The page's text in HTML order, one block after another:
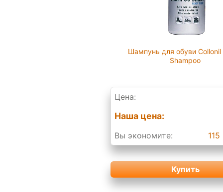
Шампунь для обуви Collonil
Shampoo
Цена:
Наша цена:
Вы экономите:
Купить